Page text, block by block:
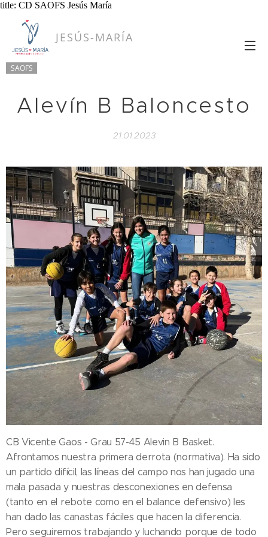
title: CD SAOFS Jesús María
JESÚS-MARÍA
SAOFS
Alevín B Baloncesto
21.01.2023
CB Vicente Gaos - Grau 57-45 Alevin B Basket.
Afrontamos nuestra primera derrota (normativa). Ha sido
un partido difícil, las líneas del campo nos han jugado una
mala pasada y nuestras desconexiones en defensa
(tanto en el rebote como en el balance defensivo) les
han dado las canastas fáciles que hacen la diferencia.
Pero seguiremos trabajando y luchando porque de todo